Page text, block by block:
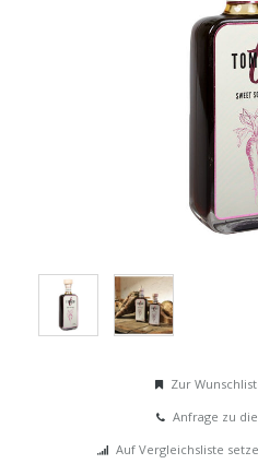
Zur
Anfrage zu
Auf Vergleichsliste